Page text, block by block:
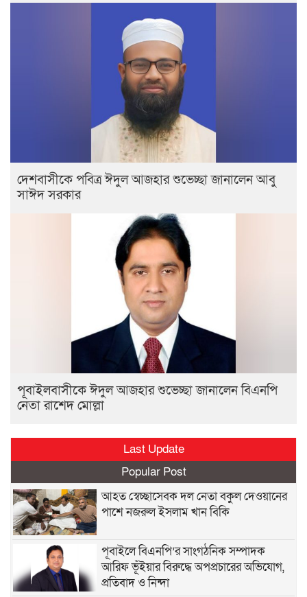
দেশবাসীকে পবিত্র ঈদুল আজহার শুভেচ্ছা জানালেন আবু
সাঈদ সরকার
পূবাইলবাসীকে ঈদুল আজহার শুভেচ্ছা জানালেন বিএনপি
নেতা রাশেদ মোল্লা
Last Update
Popular Post
আহত স্বেচ্ছাসেবক দল নেতা বকুল দেওয়ানের
পাশে নজরুল ইসলাম খান বিকি
পূবাইলে বিএনপি’র সাংগঠনিক সম্পাদক
আরিফ ভূঁইয়ার বিরুদ্ধে অপপ্রচারের অভিযোগ,
প্রতিবাদ ও নিন্দা